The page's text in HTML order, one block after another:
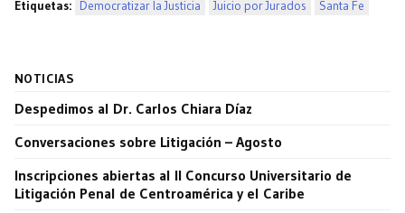
Etiquetas: Democratizar la Justicia Juicio por Jurados Santa Fe
NOTICIAS
Despedimos al Dr. Carlos Chiara Díaz
Conversaciones sobre Litigación – Agosto
Inscripciones abiertas al II Concurso Universitario de
Litigación Penal de Centroamérica y el Caribe